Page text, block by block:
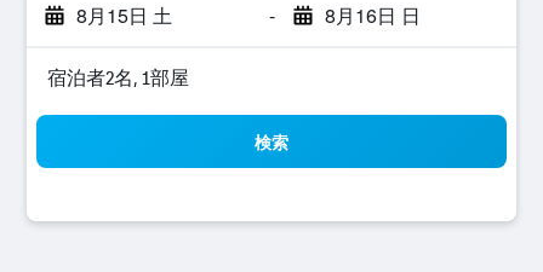
8月15日 土 - 8月16日 日
宿泊者2名, 1​部屋
検索